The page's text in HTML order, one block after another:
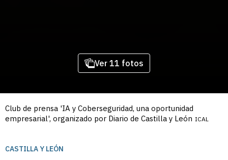
Ver 11 fotos
Club de prensa 'IA y Coberseguridad, una oportunidad
empresarial', organizado por Diario de Castilla y León ICAL
CASTILLA Y LEÓN